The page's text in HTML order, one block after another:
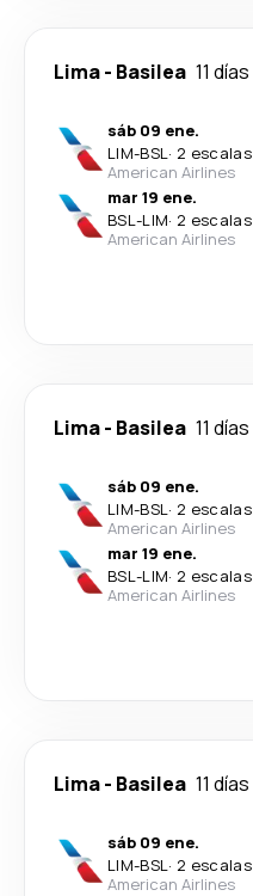
Lima- Basilea 11 días
sáb 09 ene.
LIM-BSL· 2 escalas
American Airlines
mar 19 ene.
BSL-LIM· 2 escalas
American Airlines
Lima- Basilea 11 días
sáb 09 ene.
LIM-BSL· 2 escalas
American Airlines
mar 19 ene.
BSL-LIM· 2 escalas
American Airlines
Lima- Basilea 11 días
sáb 09 ene.
LIM-BSL· 2 escalas
American Airlines